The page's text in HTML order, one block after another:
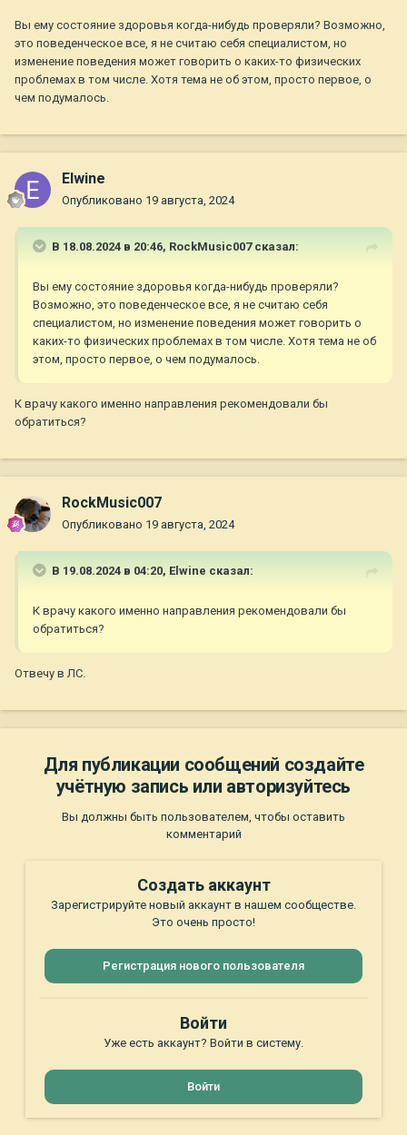
Вы ему состояние здоровья когда-нибудь проверяли? Возможно,
это поведенческое все, я не считаю себя специалистом, но
изменение поведения может говорить о каких-то физических
проблемах в том числе. Хотя тема не об этом, просто первое, о
чем подумалось.
Elwine
Опубликовано 19 августа, 2024
В 18.08.2024 в 20:46, RockMusic007сказал:
Вы ему состояние здоровья когда-нибудь проверяли?
Возможно, это поведенческое все, я не считаю себя
специалистом, но изменение поведения может говорить о
каких-то физических проблемах в том числе. Хотя тема не об
этом, просто первое, о чем подумалось.
К врачу какого именно направления рекомендовали бы
обратиться?
RockMusic007
Опубликовано 19 августа, 2024
В 19.08.2024 в 04:20, Elwine сказал:
К врачу какого именно направления рекомендовали бы
обратиться?
Отвечу в ЛС.
Для публикации сообщений создайте
учётную запись или авторизуйтесь
Вы должны быть пользователем, чтобы оставить
комментарий
Создать аккаунт
Зарегистрируйте новый аккаунт в нашем сообществе.
Это очень просто!
Регистрация нового пользователя
Войти
Уже есть аккаунт? Войти в систему.
Войти